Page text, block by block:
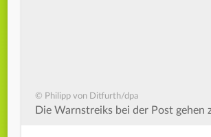
© Philipp von Ditfurth/dpa
Die Warnstreiks bei der Post gehen